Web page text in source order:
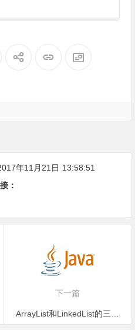
年11月21日 13:58:51
：
下一篇